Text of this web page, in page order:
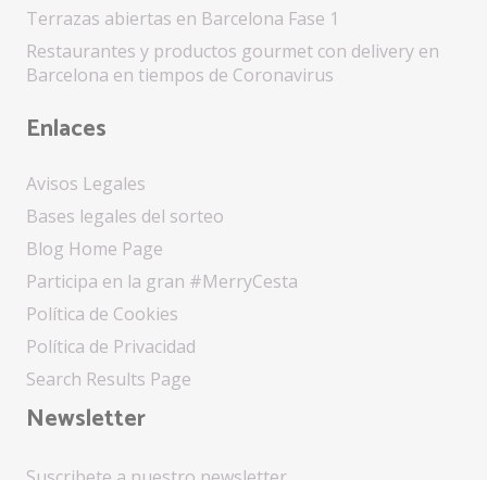
Terrazas abiertas en Barcelona Fase 1
Restaurantes y productos gourmet con delivery en
Barcelona en tiempos de Coronavirus
Enlaces
Avisos Legales
Bases legales del sorteo
Blog Home Page
Participa en la gran #MerryCesta
Política de Cookies
Política de Privacidad
Search Results Page
Newsletter